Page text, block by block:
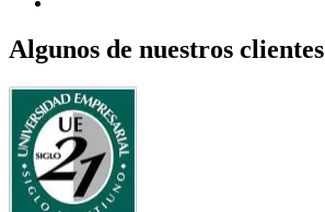
Algunos de nuestros clientes